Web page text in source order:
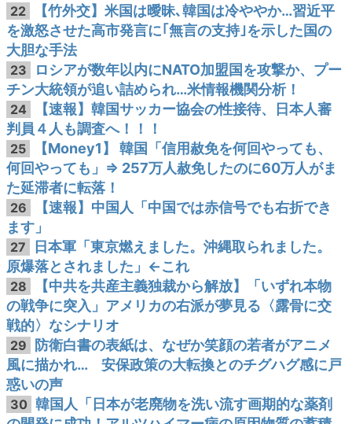
22
【竹外交】米国は曖昧､韓国は冷ややか…習近平
を激怒させた高市発言に｢無言の支持｣を示した国の
大胆な手法
23
ロシアが数年以内にNATO加盟国を攻撃か、プー
チン大統領が追い詰められ…米情報機関分析！
24
【速報】韓国サッカー協会の性接待、日本人審
判員４人も調査へ！！！
25
【Money1】 韓国「信用赦免を何回やっても、
何回やっても」⇒ 257万人赦免したのに60万人がま
た延滞者に転落！
26
【速報】中国人「中国では赤信号でも右折でき
ます」
27
日本軍「東京燃えました。沖縄取られました。
原爆落とされました」←これ
28
【中共を共産主義独裁から解放】「いずれ本物
の戦争に突入」アメリカの右派が夢見る〈露骨に交
戦的〉なシナリオ
29
防衛白書の表紙は、なぜか笑顔の若者がアニメ
風に描かれ… 安保政策の大転換とのチグハグ感に戸
惑いの声
30 韓国人「日本が老廃物を洗い流す画期的な薬剤